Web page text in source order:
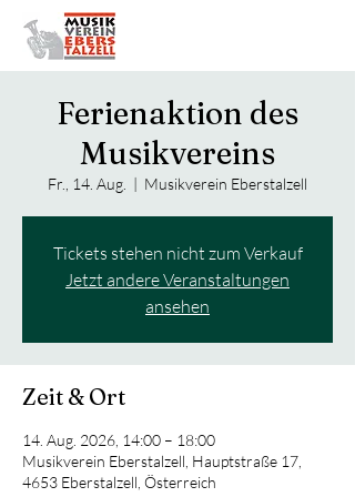
Ferienaktion des
Musikvereins
Fr., 14. Aug.
  |
Musikverein Eberstalzell
Tickets stehen nicht zum Verkauf
Jetzt andere Veranstaltungen
ansehen
Zeit & Ort
14. Aug. 2026, 14:00 – 18:00
Musikverein Eberstalzell, Hauptstraße 17,
4653 Eberstalzell, Österreich